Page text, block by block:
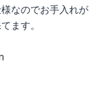
なのでお手入れが
ます。